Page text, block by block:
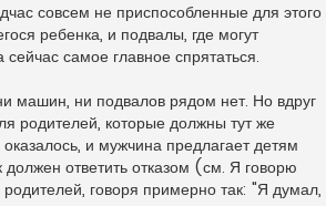
совсем не приспособленные для этого
ребенка, и подвалы, где могут
самое главное спрятаться.
машин, ни подвалов рядом нет. Но вдруг
родителей, которые должны тут же
и мужчина предлагает детям
ответить отказом (см. Я говорю
говоря примерно так: "Я думал,